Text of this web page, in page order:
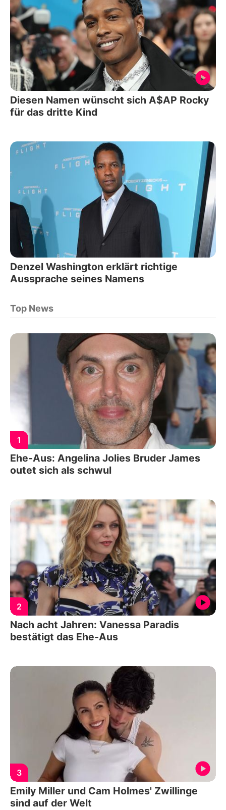
Diesen Namen wünscht sich A$AP Rocky
für das dritte Kind
Denzel Washington erklärt richtige
Aussprache seines Namens
Top News
1
Ehe-Aus: Angelina Jolies Bruder James
outet sich als schwul
2
Nach acht Jahren: Vanessa Paradis
bestätigt das Ehe-Aus
3
Emily Miller und Cam Holmes' Zwillinge
sind auf der Welt